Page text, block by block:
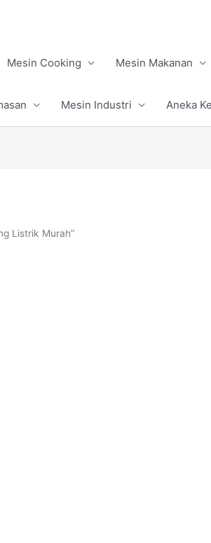
Mesin Cooking Mesin Makanan
Mesin Industri Aneka
Listrik Murah”